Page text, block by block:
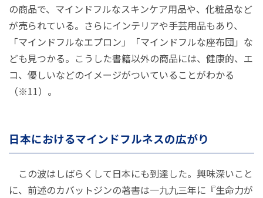
の商品で、マインドフルなスキンケア用品や、化粧品など
が売られている。さらにインテリアや手芸用品もあり、
「マインドフルなエプロン」「マインドフルな座布団」な
ども見つかる。こうした書籍以外の商品には、健康的、エ
コ、優しいなどのイメージがついていることがわかる
（※11）。
日本におけるマインドフルネスの広がり
この波はしばらくして日本にも到達した。興味深いこと
に、前述のカバットジンの著書は一九九三年に『生命力が